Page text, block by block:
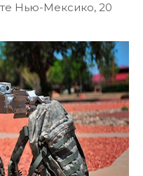
Нью-Мексико, 20